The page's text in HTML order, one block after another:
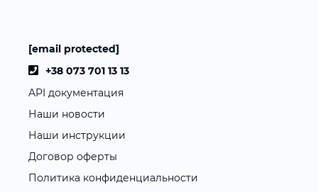
[email protected]
+38 073 701 13 13
API документация
Наши новости
Наши инструкции
Договор оферты
Политика конфиденциальности